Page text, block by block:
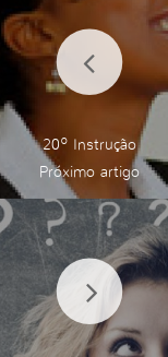
só entra e
, livres , sedentos de
sou o caminho, a
a Deus por meio de
toda a nossa força
pelo Espiríto
poder de Deus .
20º Instrução